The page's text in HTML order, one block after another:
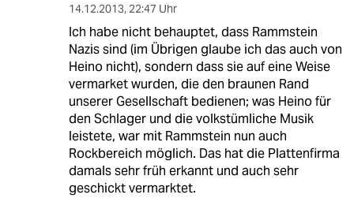
14.12.2013, 22:47 Uhr
Ich habe nicht behauptet, dass Rammstein
Nazis sind (im Übrigen glaube ich das auch von
Heino nicht), sondern dass sie auf eine Weise
vermarket wurden, die den braunen Rand
unserer Gesellschaft bedienen; was Heino für
den Schlager und die volkstümliche Musik
leistete, war mit Rammstein nun auch
Rockbereich möglich. Das hat die Plattenfirma
damals sehr früh erkannt und auch sehr
geschickt vermarktet.